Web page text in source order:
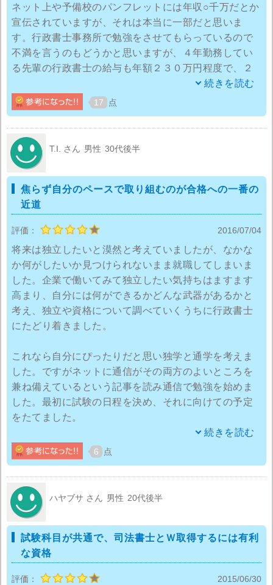
いという人も多く、そういった場合には、資格スクール
や通信教育などを上手く活用するのが有効な方法だと言
われています。
大原 
ネット上や予備校のパンフレットには年収○千万だとか
宣伝されていますが、それは本当に一部だと思いま
す。行政書士事務所で勉強をさせてもらっているので
不満を言うのもどうかと思いますが、４年勤務してい
る先輩の行政書士の給与も年額２３０万円程度で、２
年目の僕と大差はありません。ボーナスも無いので、
月収で考えると資格取得中に契約社員として働いてい
た工場の方が手取りは多かったです。
資格の取得に２年間かけましたが、その努力は無駄だ
ったのでは？と感じてしまうほどです。行政書士だけ
では食べていけないので、営業センスを身に着けるか
何かプラスαの資格を身に着けるかしないといけないな
と真剣に悩んでいます。
続きを読む
17 点
T.I. さん 男性 30代後半
焦らず自分のペースで取り組むのが合格への一番の
近道
評価： 2016/07/04
将来は独立したいと漠然と考えていましたが、なかな
か何がしたいか見つけられないまま就職してしまいま
した。企業で働いてみて独立したい気持ちはますます
高まり、自分には何ができるかどんな武器があるかと
考え、独立や資格について調べていくうちに行政書士
にたどり着きました。
これなら自分にぴったりだと思い独学と通学を考えま
した。ですがネットに通信がその両方のよいところを
兼ね備えているという記事を読み通信で勉強を始めま
した。最初に試験の日程を決め、それに向けての予定
をたてました。
仕事と両立させたかったし、難易度の高い資格ですが
絶対合格したかったので長めのプランでしっかり学ぶ
事に決めました。勉強中は一人で孤独で、通学で同じ
目標をもった人たちと関わって切磋琢磨した方がよか
ったかなとも思いましたが、今思うと自分のペースで
勉強出来る通信が私には合っていたと感じます。わか
らない所は質問出来るしサイトで小テストが受けられ
るので、出先のちょっとした時間にもささっと確認で
続きを読む
6 点
ハヤブサ さん 男性 20代後半
試験科目が共通で、司法書士とＷ取得するには有利
な資格
評価： 2015/06/30